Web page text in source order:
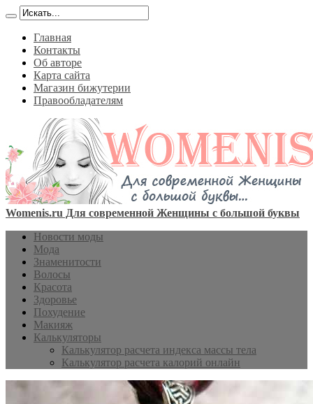
Главная
Контакты
Об авторе
Карта сайта
Магазин бижутерии
Правообладателям
Womenis.ru Для современной Женщины с большой буквы
Новости моды
Мода
Знаменитости
Волосы
Красота
Здоровье
Похудение
Макияж
Калькуляторы
Калькулятор расчета индекса массы тела
Калькулятор расчета калорий онлайн